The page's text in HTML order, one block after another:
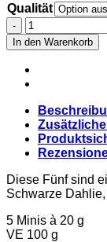
Qualität
Die
fantastischen
Fünf
-
Koiteich
In den Warenkorb
Diese Fünf sind
Schwarze
5 Minis à 20 g
VE 100 g